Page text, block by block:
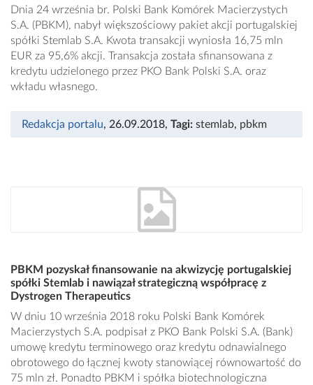
Dnia 24 września br. Polski Bank Komórek Macierzystych
S.A. (PBKM), nabył większościowy pakiet akcji portugalskiej
spółki Stemlab S.A. Kwota transakcji wyniosła 16,75 mln
EUR za 95,6% akcji. Transakcja została sfinansowana z
kredytu udzielonego przez PKO Bank Polski S.A. oraz
wkładu własnego.
Redakcja portalu, 26.09.2018, Tagi: stemlab, pbkm
PBKM pozyskał finansowanie na akwizycję portugalskiej
spółki Stemlab i nawiązał strategiczną współpracę z
Dystrogen Therapeutics
W dniu 10 września 2018 roku Polski Bank Komórek
Macierzystych S.A. podpisał z PKO Bank Polski S.A. (Bank)
umowę kredytu terminowego oraz kredytu odnawialnego
obrotowego do łącznej kwoty stanowiącej równowartość do
75 mln zł. Ponadto PBKM i spółka biotechnologiczna